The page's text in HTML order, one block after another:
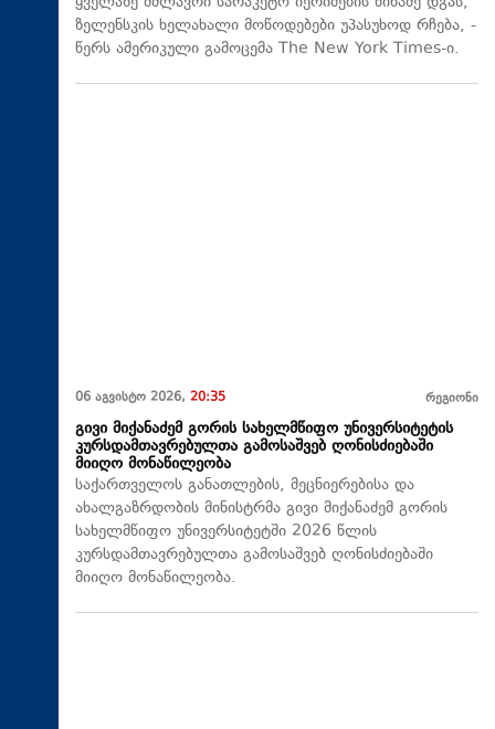
ზელენსკის ხელახალი მოწოდებები უპასუხოდ რჩება, -
წერს ამერიკული გამოცემა The New York Times-ი.
06 აგვისტო 2026, 20:35 რეგიონი
გივი მიქანაძემ გორის სახელმწიფო უნივერსიტეტის
კურსდამთავრებულთა გამოსაშვებ ღონისძიებაში
მიიღო მონაწილეობა
საქართველოს განათლების, მეცნიერებისა და
ახალგაზრდობის მინისტრმა გივი მიქანაძემ გორის
სახელმწიფო უნივერსიტეტში 2026 წლის
კურსდამთავრებულთა გამოსაშვებ ღონისძიებაში
მიიღო მონაწილეობა.